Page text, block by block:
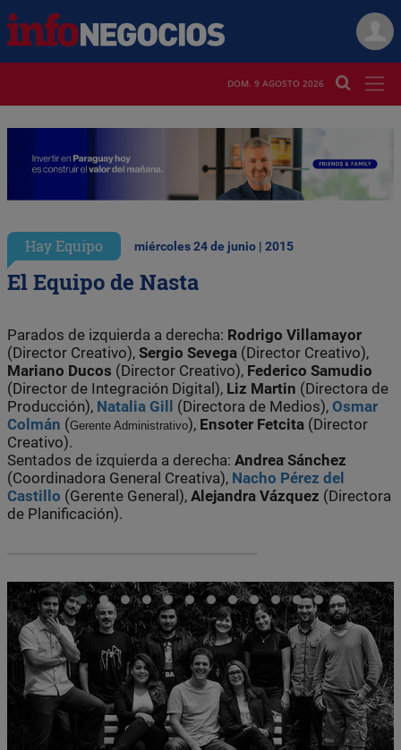
DOM. 9 AGOSTO 2026
Hay Equipo miércoles 24 de junio | 2015
El Equipo de Nasta
Parados de izquierda a derecha: Rodrigo Villamayor
(Director Creativo), Sergio Sevega (Director Creativo),
Mariano Ducos (Director Creativo), Federico Samudio
(Director de Integración Digital), Liz Martin (Directora de
Producción), Natalia Gill (Directora de Medios), Osmar
Colmán (Gerente Administrativo), Ensoter Fetcita (Director
Creativo).
Sentados de izquierda a derecha: Andrea Sánchez
(Coordinadora General Creativa), Nacho Pérez del
Castillo (Gerente General), Alejandra Vázquez (Directora
de Planificación).